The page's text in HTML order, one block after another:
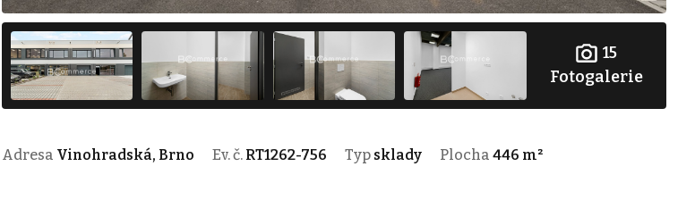
15
Fotogalerie
Adresa Vinohradská, Brno Ev. č. RT1262-756 Typ sklady Plocha 446 m²